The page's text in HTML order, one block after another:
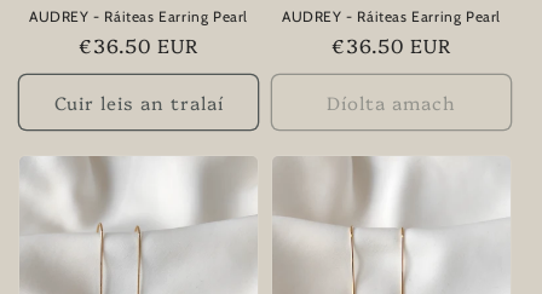
AUDREY - Ráiteas Earring Pearl
Praghas
rialta
€36.50 EUR
Cuir leis an tralaí
AUDREY - Ráiteas Earring Pearl
Praghas
rialta
€36.50 EUR
Díolta amach